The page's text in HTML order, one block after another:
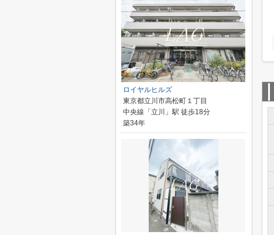
ロイヤルヒルズ
東京都立川市高松町１丁目
中央線「立川」駅 徒歩18分
築34年